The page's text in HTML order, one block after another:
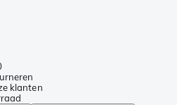
klanten